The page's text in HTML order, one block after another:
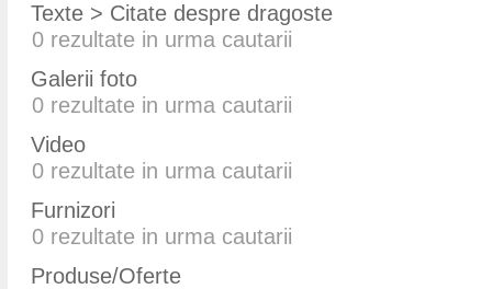
Texte > Citate despre dragoste
0 rezultate in urma cautarii
Galerii foto
0 rezultate in urma cautarii
Video
0 rezultate in urma cautarii
Furnizori
0 rezultate in urma cautarii
Produse/Oferte